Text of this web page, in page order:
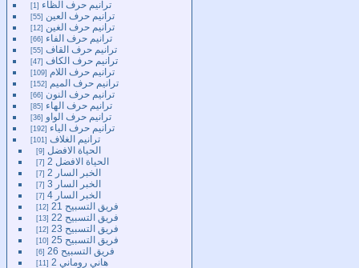
ترانيم حرف الظاء 1
ترانيم حرف العين 55
ترانيم حرف الغين 12
ترانيم حرف الفاء 66
ترانيم حرف القاف 55
ترانيم حرف الكاف 47
ترانيم حرف اللام 109
ترانيم حرف الميم 152
ترانيم حرف النون 66
ترانيم حرف الهاء 85
ترانيم حرف الواو 36
ترانيم حرف الياء 192
ترانيم الغلاف 101
الحياة الافضل 9
الحياة الافضل 2 7
الخبر السار 2 7
الخبر السار 3 7
الخبر السار 4 7
فريق التسبيح 21 12
فريق التسبيح 22 13
فريق التسبيح 23 12
فريق التسبيح 25 10
فريق التسبيح 26 6
هاني روماني 2 11